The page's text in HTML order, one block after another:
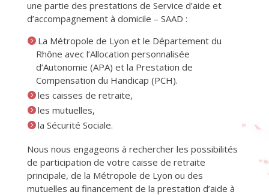
une partie des prestations de Service d’aide et
d’accompagnement à domicile – SAAD :
La Métropole de Lyon et le Département du
Rhône avec l’Allocation personnalisée
d’Autonomie (APA) et la Prestation de
Compensation du Handicap (PCH).
les caisses de retraite,
les mutuelles,
la Sécurité Sociale.
Nous nous engageons à rechercher les possibilités
de participation de votre caisse de retraite
principale, de la Métropole de Lyon ou des
mutuelles au financement de la prestation d’aide à